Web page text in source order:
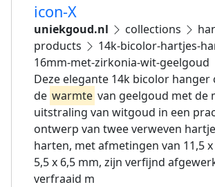
icon-X
uniekgoud.nl collections
products
14k-bicolor-hartjes-
16mm-met-zirkonia-wit-geelgoud
Deze elegante 14k bicolor
de warmte van geelgoud met de
uitstraling van witgoud in een
ontwerp van twee verweven
harten, met afmetingen van 11,5
5,5 x 6,5 mm, zijn verfijnd
verfraaid m